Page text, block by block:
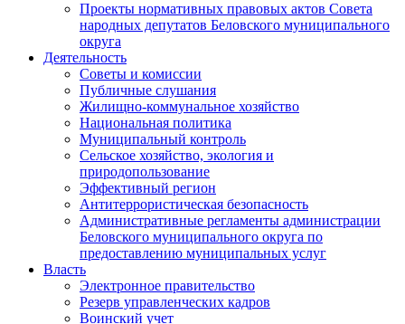
Проекты нормативных правовых актов Совета
народных депутатов Беловского муниципального
округа
Деятельность
Советы и комиссии
Публичные слушания
Жилищно-коммунальное хозяйство
Национальная политика
Муниципальный контроль
Сельское хозяйство, экология и
природопользование
Эффективный регион
Антитеррористическая безопасность
Административные регламенты администрации
Беловского муниципального округа по
предоставлению муниципальных услуг
Власть
Электронное правительство
Резерв управленческих кадров
Воинский учет